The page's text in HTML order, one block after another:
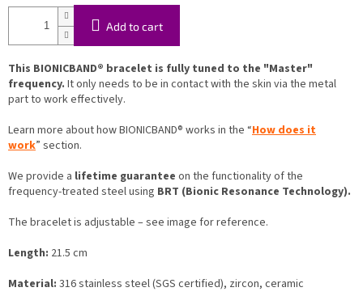
Add to cart
This BIONICBAND® bracelet is fully tuned to the "Master"
frequency. It only needs to be in contact with the skin via the metal
part to work effectively.
Learn more about how BIONICBAND® works in the “How does it
work” section.
We provide a lifetime guarantee on the functionality of the
frequency-treated steel using BRT (Bionic Resonance Technology).
The bracelet is adjustable – see image for reference.
Length: 21.5 cm
Material: 316 stainless steel (SGS certified), zircon, ceramic